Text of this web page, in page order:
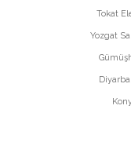
Tokat
Yozgat